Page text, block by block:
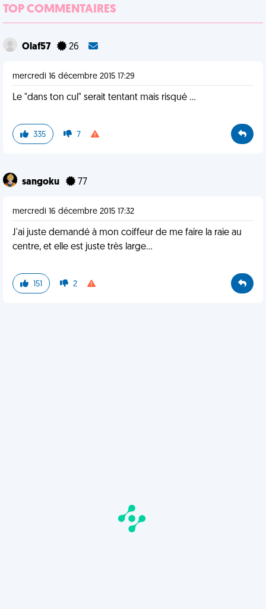
TOP COMMENTAIRES
Olaf57 26
mercredi 16 décembre 2015 17:29
Le "dans ton cul" serait tentant mais risqué ...
335 7
sangoku 77
mercredi 16 décembre 2015 17:32
J'ai juste demandé à mon coiffeur de me faire la raie au
centre, et elle est juste très large...
151 2